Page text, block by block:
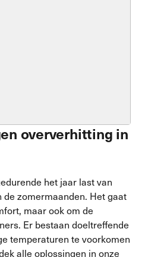
oververhitting in
het jaar last van
zomermaanden. Het gaat
maar ook om de
Er bestaan doeltreffende
temperaturen te voorkomen
alle oplossingen in onze